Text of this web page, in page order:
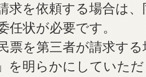
求を依頼する場合は
任状が必要です。
票を第三者が請求す
を明らかにしていた